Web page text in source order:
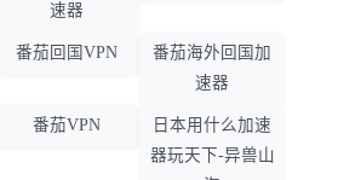
速器
番茄回国VPN
番茄海外回国加
速器
番茄VPN
日本用什么加速
器玩天下-异兽山